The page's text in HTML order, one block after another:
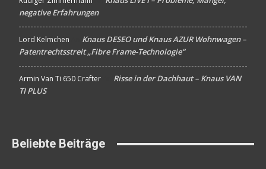
negative Erfahrungen
Lord Kelmchen
Knaus DESEO und Knaus AZUR Wohnwagen –
Patentrechtsstreit „Fibre Frame-Technologie“
Armin Van Ti 650 Crafter
Risse in der Dachhaut – Knaus VAN
TI PLUS
Beliebte Beiträge